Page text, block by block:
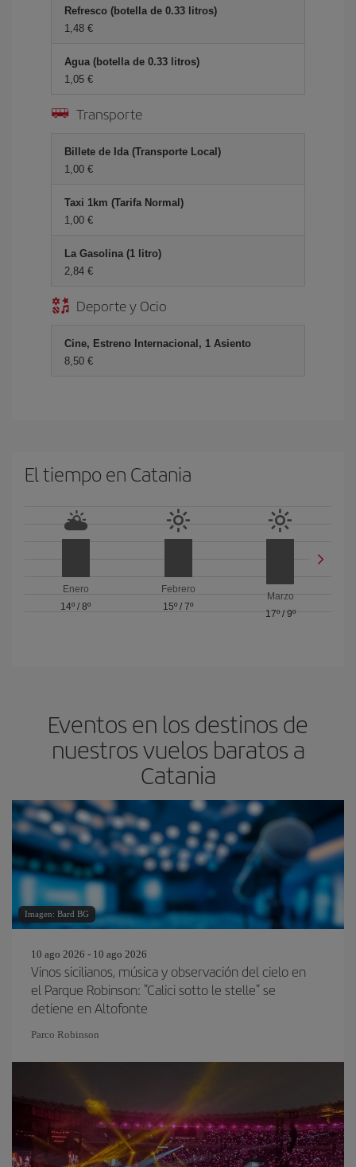
Refresco (botella de 0.33 litros)
1,48
Agua (botella de 0.33 litros)
1,05
Transporte
Billete de Ida (Transporte Local)
1,00
Taxi 1km (Tarifa Normal)
1,00
La Gasolina (1 litro)
2,84
Deporte y Ocio
Cine, Estreno Internacional, 1 Asiento
8,50
El tiempo en Catania
Enero
14º /8º
Febrero
15º / 7º
Marzo
17º/ 9º
Eventos en los destinos de
nuestros vuelos baratos a
Catania
Imagen: Bard BG
10 ago 2026 - 10 ago 2026
Vinos sicilianos, música y observación del cielo en
el Parque Robinson: "Calici sotto le stelle" se
detiene en Altofonte
Parco Robinson